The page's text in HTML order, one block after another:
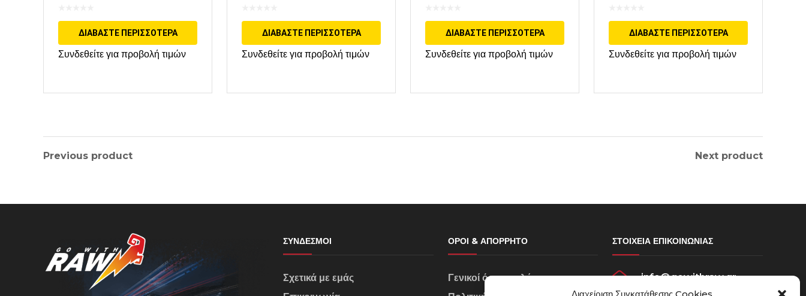
ΔΙΑΒΆΣΤΕ ΠΕΡΙΣΣΌΤΕΡΑ
Συνδεθείτε για προβολή τιμών
ΔΙΑΒΆΣΤΕ ΠΕΡΙΣΣΌΤΕΡΑ
Συνδεθείτε για προβολή τιμών
ΔΙΑΒΆΣΤΕ ΠΕΡΙΣΣΌΤΕΡΑ
Συνδεθείτε για προβολή τιμών
ΔΙΑΒΆΣΤΕ ΠΕΡΙΣΣΌΤΕΡΑ
Συνδεθείτε για προβολή τιμών
Previous product Next product
ΣΎΝΔΕΣΜΟΙ
Σχετικά με εμάς
ΌΡΟΙ & ΑΠΌΡΡΗΤΟ
Γενικοί όροι πωλήσεων
ΣΤΟΙΧΕΊΑ ΕΠΙΚΟΙΝΩΝΊΑΣ
info@gowithraw.gr